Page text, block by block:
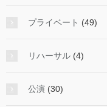
プライベート (49)
リハーサル (4)
公演 (30)